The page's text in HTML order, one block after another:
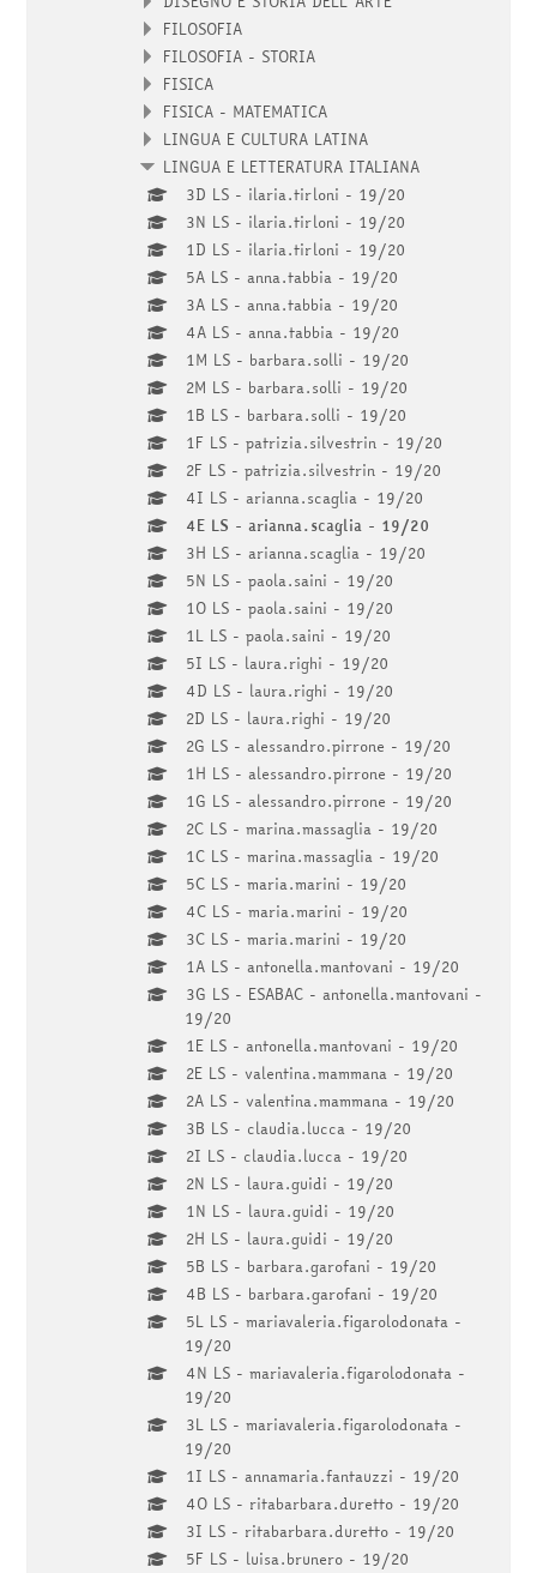
FILOSOFIA
FILOSOFIA - STORIA
FISICA
FISICA - MATEMATICA
LINGUA E CULTURA LATINA
LINGUA E LETTERATURA ITALIANA
3D LS - ilaria.tirloni - 19/20
3N LS - ilaria.tirloni - 19/20
1D LS - ilaria.tirloni - 19/20
5A LS - anna.tabbia - 19/20
3A LS - anna.tabbia - 19/20
4A LS - anna.tabbia - 19/20
1M LS - barbara.solli - 19/20
2M LS - barbara.solli - 19/20
1B LS - barbara.solli - 19/20
1F LS - patrizia.silvestrin - 19/20
2F LS - patrizia.silvestrin - 19/20
4I LS - arianna.scaglia - 19/20
4E LS - arianna.scaglia - 19/20
3H LS - arianna.scaglia - 19/20
5N LS - paola.saini - 19/20
1O LS - paola.saini - 19/20
1L LS - paola.saini - 19/20
5I LS - laura.righi - 19/20
4D LS - laura.righi - 19/20
2D LS - laura.righi - 19/20
2G LS - alessandro.pirrone - 19/20
1H LS - alessandro.pirrone - 19/20
1G LS - alessandro.pirrone - 19/20
2C LS - marina.massaglia - 19/20
1C LS - marina.massaglia - 19/20
5C LS - maria.marini - 19/20
4C LS - maria.marini - 19/20
3C LS - maria.marini - 19/20
1A LS - antonella.mantovani - 19/20
3G LS - ESABAC - antonella.mantovani -
19/20
1E LS - antonella.mantovani - 19/20
2E LS - valentina.mammana - 19/20
2A LS - valentina.mammana - 19/20
3B LS - claudia.lucca - 19/20
2I LS - claudia.lucca - 19/20
2N LS - laura.guidi - 19/20
1N LS - laura.guidi - 19/20
2H LS - laura.guidi - 19/20
5B LS - barbara.garofani - 19/20
4B LS - barbara.garofani - 19/20
5L LS - mariavaleria.figarolodonata -
19/20
4N LS - mariavaleria.figarolodonata -
19/20
3L LS - mariavaleria.figarolodonata -
19/20
1I LS - annamaria.fantauzzi - 19/20
4O LS - ritabarbara.duretto - 19/20
3I LS - ritabarbara.duretto - 19/20
5F LS - luisa.brunero - 19/20